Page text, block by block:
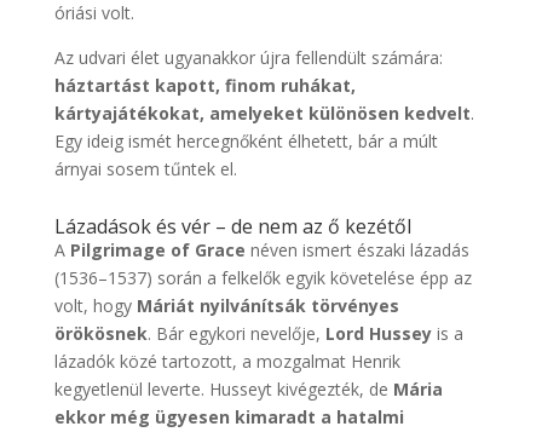
óriási volt.
Az udvari élet ugyanakkor újra fellendült számára:
háztartást kapott, finom ruhákat,
kártyajátékokat, amelyeket különösen kedvelt.
Egy ideig ismét hercegnőként élhetett, bár a múlt
árnyai sosem tűntek el.
Lázadások és vér – de nem az ő kezétől
A Pilgrimage of Grace néven ismert északi lázadás
(1536–1537) során a felkelők egyik követelése épp az
volt, hogy Máriát nyilvánítsák törvényes
örökösnek. Bár egykori nevelője, Lord Husseyis a
lázadók közé tartozott, a mozgalmat Henrik
kegyetlenül leverte. Husseyt kivégezték, de Mária
ekkor még ügyesen kimaradt a hatalmi